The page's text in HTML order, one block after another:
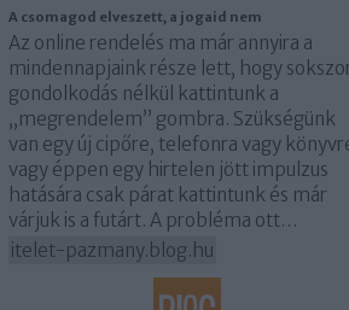
A csomagod elveszett, a jogaid nem
Az online rendelés ma már annyira a
mindennapjaink része lett, hogy
gondolkodás nélkül kattintunk a
,,megrendelem” gombra. Szükségünk
van egy új cipőre, telefonra vagy
vagy éppen egy hirtelen jött impulzus
hatására csak párat kattintunk és már
várjuk is a futárt. A probléma ott…
itelet-pazmany.blog.hu